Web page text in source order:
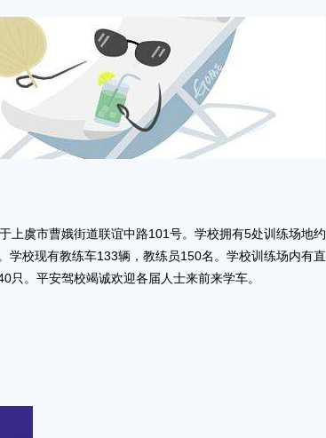
上虞市曹娥街道联谊中路101号。学校拥有5处训练场地约
学校现有教练车133辆，教练员150名。学校训练场内有直
。平安驾校竭诚欢迎各届人士来前来学车。